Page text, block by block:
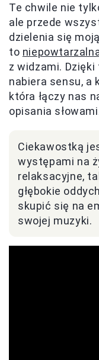
Te chwile nie
ale przede
dzielenia się
to
z widzami.
nabiera sensu, a
która łączy nas
opisania
Ciekawostką
występami na
relaksacyjne,
głębokie
skupić się na
swojej muzyki.